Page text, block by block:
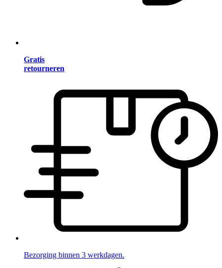
Gratis
retourneren
Bezorging binnen 3 werkdagen.